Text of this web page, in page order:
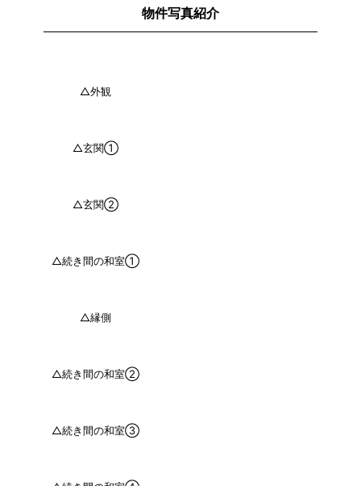
物件写真紹介
△外観
△玄関①
△玄関②
△続き間の和室①
△縁側
△続き間の和室②
△続き間の和室③